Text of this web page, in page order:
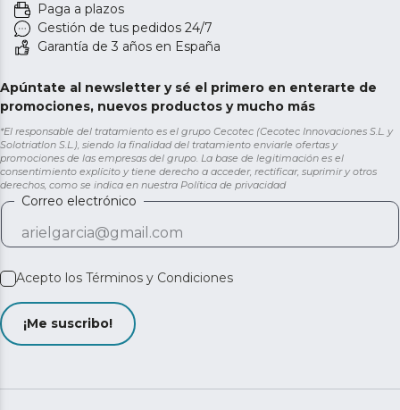
Paga a plazos
Gestión de tus pedidos 24/7
Garantía de 3 años en España
Apúntate al newsletter y sé el primero en enterarte de
promociones, nuevos productos y mucho más
*El responsable del tratamiento es el grupo Cecotec (Cecotec Innovaciones S.L. y
Solotriatlon S.L.), siendo la finalidad del tratamiento enviarle ofertas y
promociones de las empresas del grupo. La base de legitimación es el
consentimiento explícito y tiene derecho a acceder, rectificar, suprimir y otros
derechos, como se indica en nuestra Política de privacidad
Correo electrónico
Acepto los Términos y Condiciones
¡Me suscribo!